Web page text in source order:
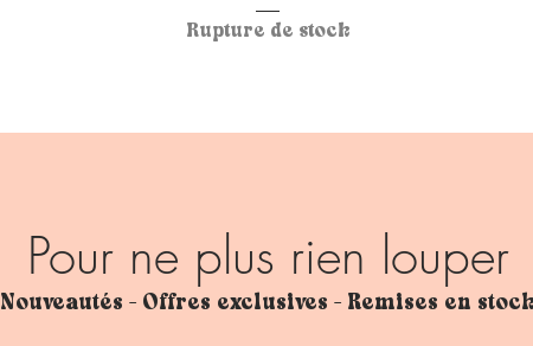
Rupture de stock
Pour ne plus rien louper
Nouveautés - Offres exclusives - Remises en